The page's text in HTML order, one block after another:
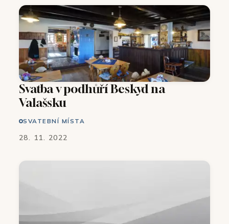
Svatba v podhůří Beskyd na
Valašsku
SVATEBNÍ MÍSTA
28. 11. 2022